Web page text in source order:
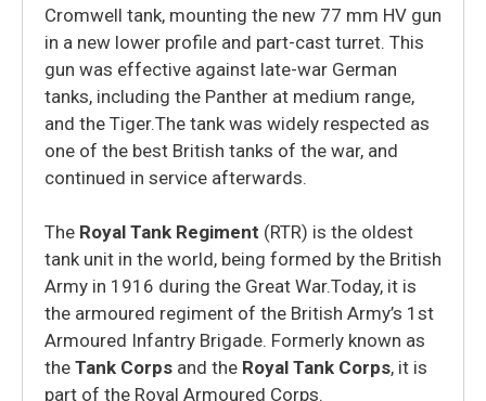
Cromwell tank, mounting the new 77 mm HV gun
in a new lower profile and part-cast turret. This
gun was effective against late-war German
tanks, including the Panther at medium range,
and the Tiger.The tank was widely respected as
one of the best British tanks of the war, and
continued in service afterwards.
The Royal Tank Regiment (RTR) is the oldest
tank unit in the world, being formed by the British
Army in 1916 during the Great War.Today, it is
the armoured regiment of the British Army’s 1st
Armoured Infantry Brigade. Formerly known as
the Tank Corps and the Royal Tank Corps, it is
part of the Royal Armoured Corps.